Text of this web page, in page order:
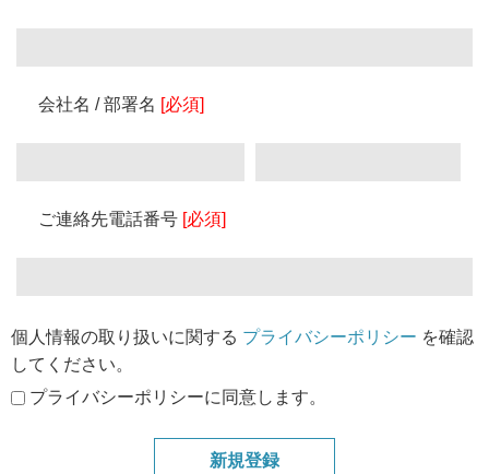
会社名 / 部署名 [必須]
ご連絡先電話番号 [必須]
個人情報の取り扱いに関する プライバシーポリシー を確認
してください。
プライバシーポリシーに同意します。